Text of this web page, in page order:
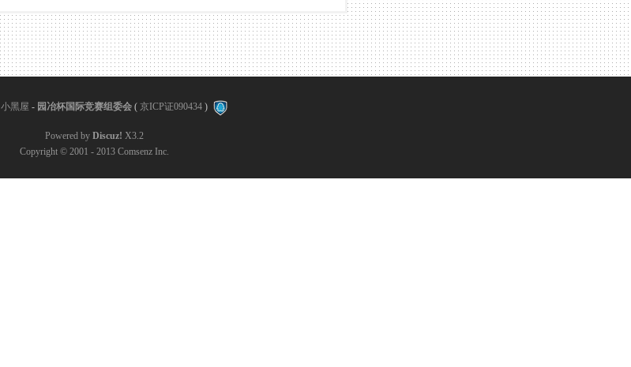
小黑屋 - 园冶杯国际竞赛组委会 ( 京ICP证090434 )
Powered by Discuz! X3.2
Copyright © 2001 - 2013 Comsenz Inc.